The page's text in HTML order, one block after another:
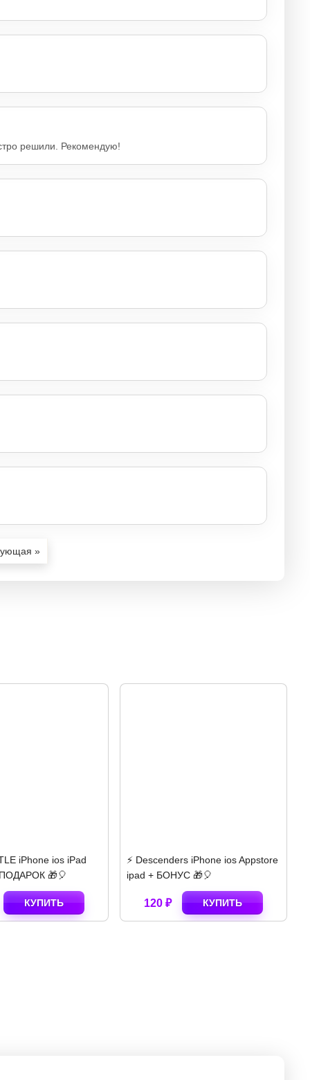
решили. Рекомендую!
»
iPhone ios Appstore
🎁🎈
КУПИТЬ
⚡️ Poppy Playtime Chapter 2
iPhone ios AppStore ipad 🎁
140 ₽ КУПИТЬ